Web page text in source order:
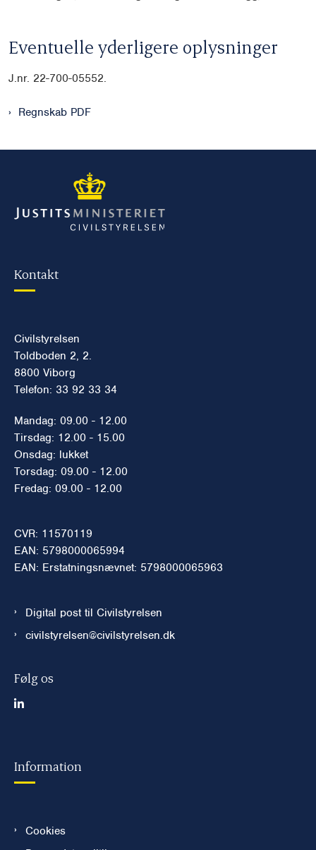
Eventuelle yderligere oplysninger
J.nr. 22-700-05552.
Regnskab PDF
Kontakt
Civilstyrelsen
Toldboden 2, 2.
8800 Viborg
Telefon: 33 92 33 34
Mandag: 09.00 - 12.00
Tirsdag: 12.00 - 15.00
Onsdag: lukket
Torsdag: 09.00 - 12.00
Fredag: 09.00 - 12.00
CVR: 11570119
EAN: 5798000065994
EAN: Erstatningsnævnet: 5798000065963
Digital post til Civilstyrelsen
civilstyrelsen@civilstyrelsen.dk
Følg os
Information
Cookies